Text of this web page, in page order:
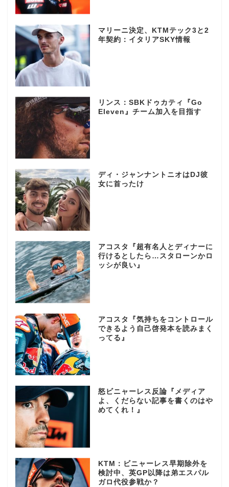
マリーニ決定、KTMテック3と2
年契約：イタリアSKY情報
リンス：SBKドゥカティ『Go
Eleven』チーム加入を目指す
ディ・ジャンナントニオはDJ彼
女に首ったけ
アコスタ『超有名人とディナーに
行けるとしたら…スタローンかロ
ッシが良い』
アコスタ『気持ちをコントロール
できるよう自己啓発本を読みまく
ってる』
怒ビニャーレス反論『メディア
よ、くだらない記事を書くのはや
めてくれ！』
KTM：ビニャーレス早期除外を
検討中、英GP以降は弟エスパル
ガロ代役参戦か？